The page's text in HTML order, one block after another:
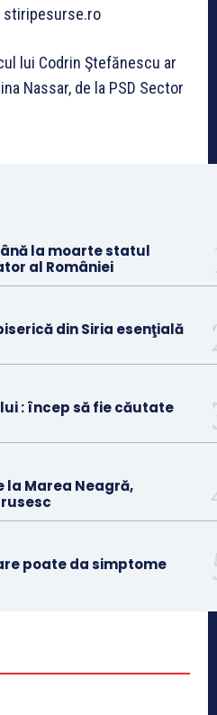
stiripesurse.ro
lui Codrin Ştefănescu ar
Nassar, de la PSD Sector
la moarte statul
al României
din Siria esenţială
: încep să fie căutate
la Marea Neagră,
poate da simptome